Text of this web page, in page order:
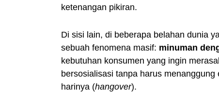
ketenangan pikiran.
Di sisi lain, di beberapa belahan dunia
sebuah fenomena masif: minuman
kebutuhan konsumen yang ingin
bersosialisasi tanpa harus
harinya (hangover).